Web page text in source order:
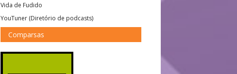
Vida de Fudido
YouTuner (Diretório de podcasts)
Comparsas